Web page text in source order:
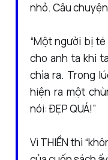
nhỏ. Câu
“Một người bị
cho anh ta khi
chìa ra. Trong
hiện ra một
nói: ĐẸP QUÁ!”
Vì THIỀN thì